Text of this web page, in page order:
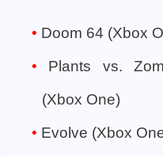
Doom 64 (Xbox
Plants vs.
(Xbox One)
Evolve (Xbox